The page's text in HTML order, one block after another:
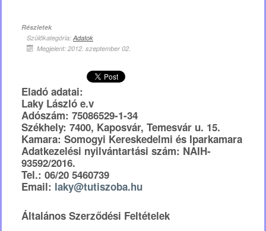
Részletek
Szülőkategória: Adatok
Megjelent: 2012. szeptember 02.
Eladó adatai:
Laky László e.v
Adószám: 75086529-1-34
Székhely: 7400, Kaposvár, Temesvár u. 15.
Kamara: Somogyi Kereskedelmi és Iparkamara
Adatkezelési nyilvántartási szám: NAIH-
93592/2016.
Tel.: 06/20 5460739
Email: laky@tutiszoba.hu
Általános Szerződési Feltételek